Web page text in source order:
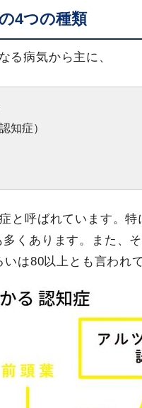
4つの種類
る病気から主に、
知症）
と呼ばれています。
くあります。また、
は80以上とも言われ